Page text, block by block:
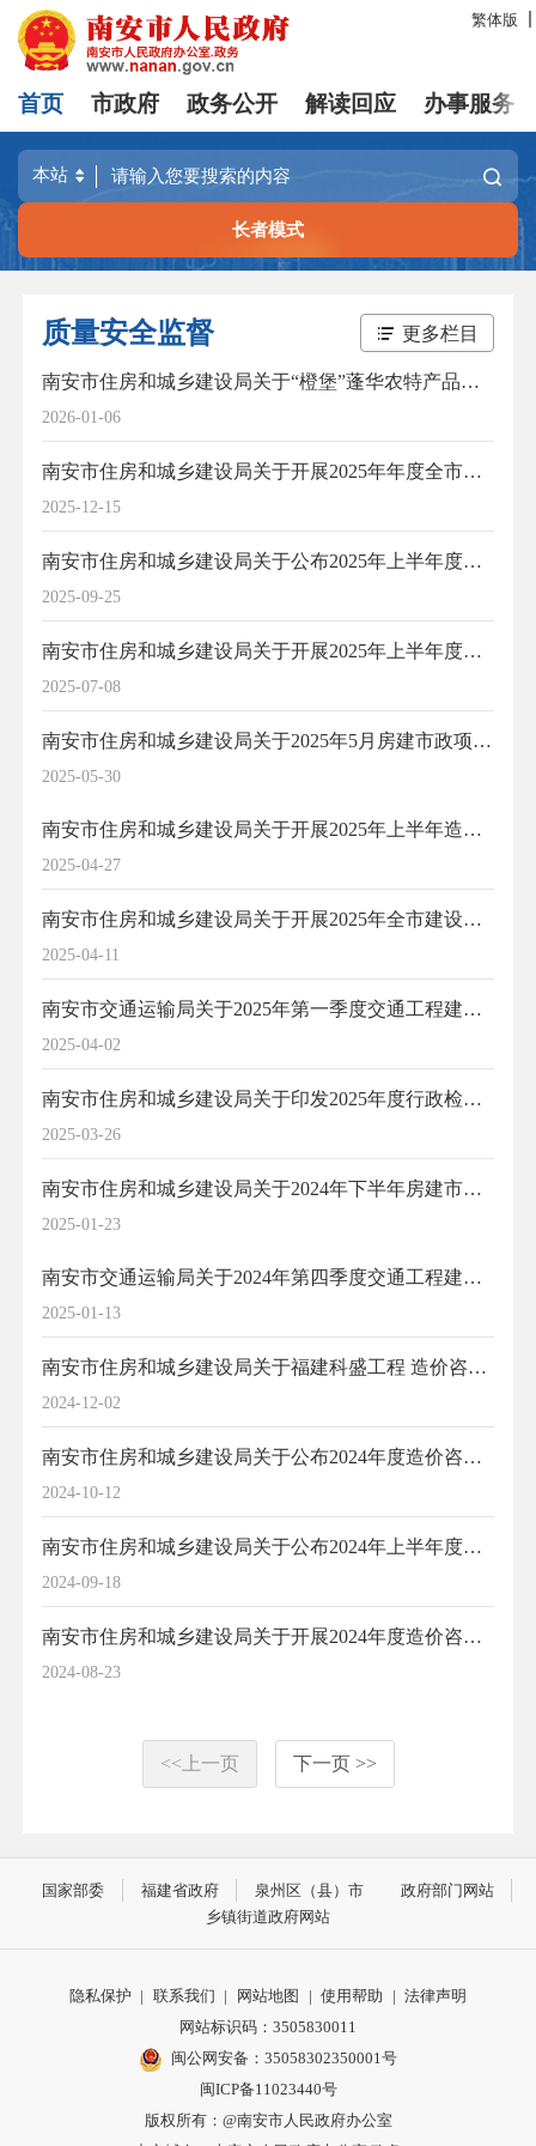
繁体版
首页 市政府 政务公开 解读回应 办事服务
长者模式
质量安全监督 更多栏目
2026-01-06
南安市住房和城乡建设局关于“橙堡”蓬华农特产品展示中心（一期）项目监理单位履职不到位的通报
2025-12-15
南安市住房和城乡建设局关于开展2025年年度全市建设工程综合执法检查的通知
2025-09-25
南安市住房和城乡建设局关于公布2025年上半年度全市建设工程综合执法检查结果的通知
2025-07-08
南安市住房和城乡建设局关于开展2025年上半年度全市建设工程综合执法检查的通知
2025-05-30
南安市住房和城乡建设局关于2025年5月房建市政项目招标投标活动日常检查发现存在问题的通报
2025-04-27
南安市住房和城乡建设局关于开展2025年上半年造价咨询企业日常行为专项检查的通知
2025-04-11
南安市住房和城乡建设局关于开展2025年全市建设工程检测机构专项检查的通知
2025-04-02
南安市交通运输局关于2025年第一季度交通工程建设项目监督检查情况通报
2025-03-26
南安市住房和城乡建设局关于印发2025年度行政检查计划的通知
2025-01-23
南安市住房和城乡建设局关于2024年下半年房建市政项目招标代理成果文件专项检查发现存在问题的通报
2025-01-13
南安市交通运输局关于2024年第四季度交通工程建设项目监督检查情况通报
2024-12-02
南安市住房和城乡建设局关于福建科盛工程 造价咨询有限公司招标代理存在问题的通报
2024-10-12
南安市住房和城乡建设局关于公布2024年度造价咨询企业日常行为专项检查情况的通报
2024-09-18
南安市住房和城乡建设局关于公布2024年上半年度全市建设工程综合执法检查结果的通知
2024-08-23
南安市住房和城乡建设局关于开展2024年度造价咨询企业日常执业行为专项检查的通知
<<上一页 下一页 >>
国家部委 福建省政府 泉州区（县）市
政府部门网站
乡镇街道政府网站
隐私保护 | 联系我们 | 网站地图 | 使用帮助 | 法律声明
网站标识码：3505830011
闽公网安备：35058302350001号
闽ICP备11023440号
版权所有：@南安市人民政府办公室